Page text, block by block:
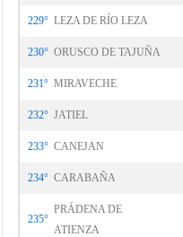
229° LEZA DE RÍO LEZA
230° ORUSCO DE TAJUÑA
231° MIRAVECHE
232° JATIEL
233° CANEJAN
234° CARABAÑA
235°
PRÁDENA DE
ATIENZA